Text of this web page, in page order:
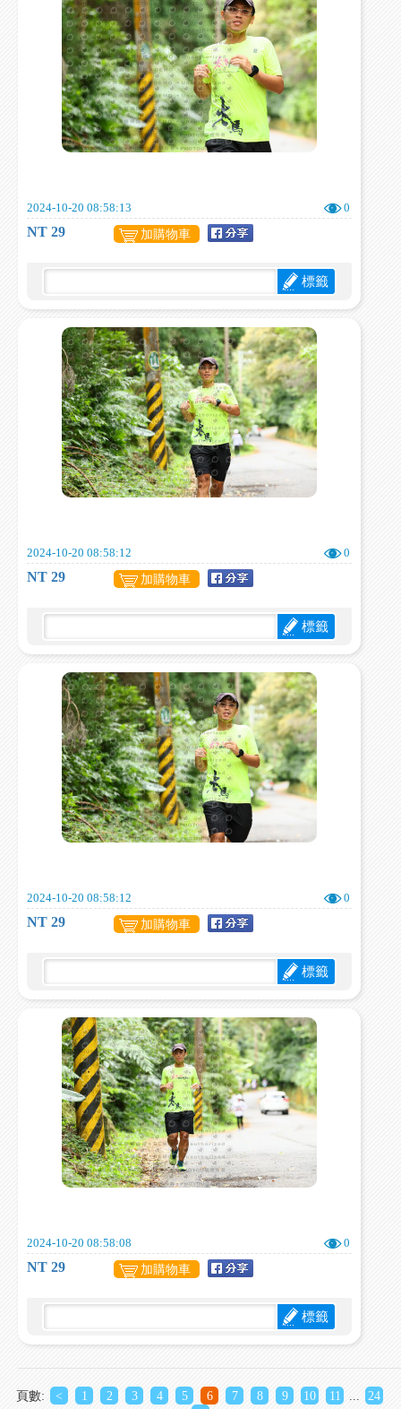
2024-10-20 08:58:13 0
NT 29 加購物車
標籤
2024-10-20 08:58:12 0
NT 29 加購物車
標籤
2024-10-20 08:58:12 0
NT 29 加購物車
標籤
2024-10-20 08:58:08 0
NT 29 加購物車
標籤
頁數: < 1 2 3 4 5 6 7 8 9 10 11
24